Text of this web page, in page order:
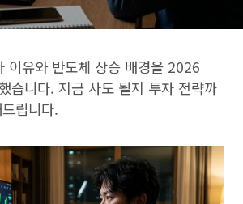
이유와 반도체 상승 배경을 2026
습니다. 지금 사도 될지 투자 전략까
립니다.